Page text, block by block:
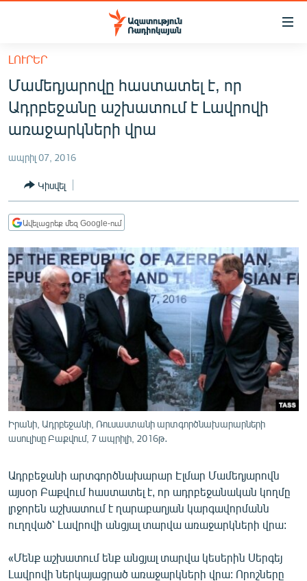
Մատչելիության
հիմնական
բովանդակությանը
Անցնել
հիմնական
մենյուին
ՀԱՅԱՍՏԱՆ
ՔԱՂԱՔԱԿԱՆ
ՀԱՍԱՐԱԿՈՒԹՅՈՒՆ
ՏՆՏԵՍՈՒԹՅՈՒՆ
ՂԱՐԱԲԱՂ
ՊԱՏԵՐԱԶՄԻ 6 ՇԱԲԱԹՆԵՐԸ
ՏԱՐԱԾԱՇՐՋԱՆ
ՄԻՋԱԶԳԱՅԻՆ
ՄՇԱԿՈՒՅԹ
ՍՊՈՐՏ
ՄԵԿՆԱԲԱՆՈՒԹՅՈՒՆ
ԿՈՐՈՆԱՎԻՐՈՒՍ
ՏԵՍԱՆՅՈՒԹԵՐ
ԲԱՆԱՎԵՃ
ՓՈԴՔԱՍԹ
ԼՈՒՐԵՐ
Մամեդյարովը հաստատել է, որ
Ադրբեջանը աշխատում է Լավրովի
առաջարկների վրա
ապրիլ 07, 2016
Կիսվել
Ավելացրեք մեզ Google-ում
Իրանի, Ադրբեջանի, Ռուսաստանի արտգործնախարարների
ասուլիսը Բաքվում, 7 ապրիլի, 2016թ․
Ադրբեջանի արտգործնախարար Էլմար Մամեդյարովն
այսօր Բաքվում հաստատել է, որ ադրբեջանական կողմը
լրջորեն աշխատում է ղարաբաղյան կարգավորմանն
ուղղված՝ Լավրովի անցյալ տարվա առաջարկների վրա:
«Մենք աշխատում ենք անցյալ տարվա կեսերին Սերգեյ
Լավրովի ներկայացրած առաջարկների վրա: Որոշները